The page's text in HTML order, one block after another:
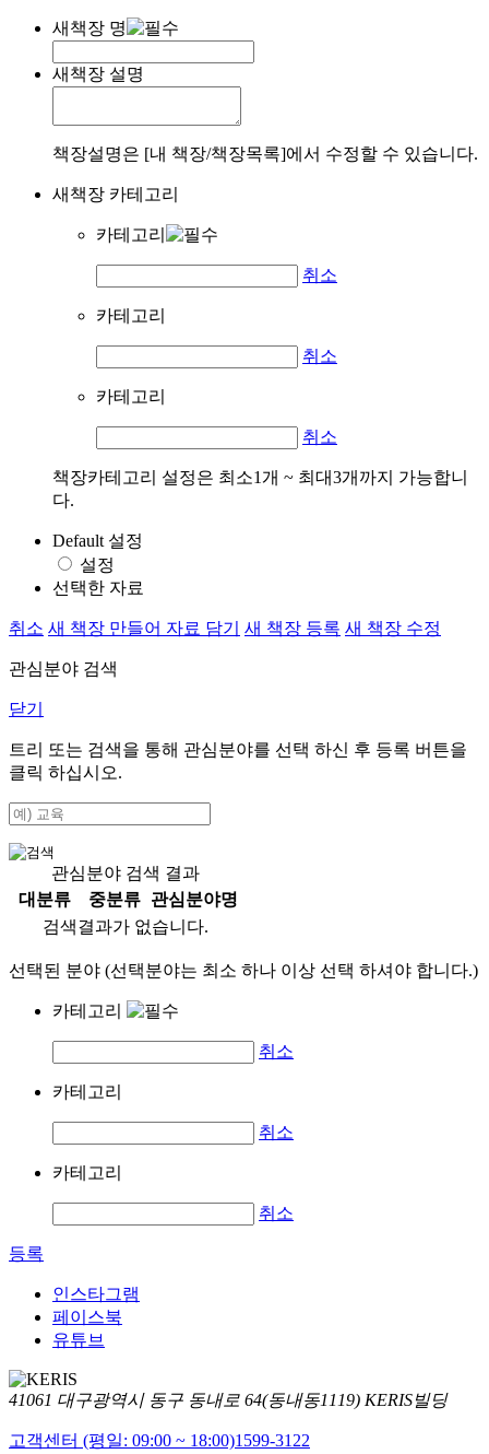
새책장 명
새책장 설명
책장설명은 [내 책장/책장목록]에서 수정할 수 있습니다.
새책장 카테고리
카테고리
취소
카테고리
취소
카테고리
취소
책장카테고리 설정은 최소1개 ~ 최대3개까지 가능합니
다.
Default 설정
설정
선택한 자료
취소 새 책장 만들어 자료 담기 새 책장 등록 새 책장 수정
관심분야 검색
닫기
트리 또는 검색을 통해 관심분야를 선택 하신 후 등록 버튼을
클릭 하십시오.
관심분야 검색 결과
대분류
중분류
관심분야명
검색결과가 없습니다.
선택된 분야 (선택분야는 최소 하나 이상 선택 하셔야 합니다.)
카테고리
취소
카테고리
취소
카테고리
취소
등록
인스타그램
페이스북
유튜브
41061 대구광역시 동구 동내로 64(동내동1119) KERIS빌딩
고객센터 (평일: 09:00 ~ 18:00)1599-3122